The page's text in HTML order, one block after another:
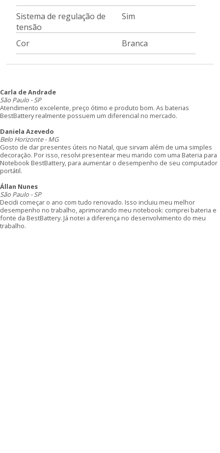
Sistema de regulação de
tensão
Sim
Cor Branca
Carla de Andrade
São Paulo - SP
Atendimento excelente, preço ótimo e produto bom. As baterias
BestBattery realmente possuem um diferencial no mercado.
Daniela Azevedo
Belo Horizonte - MG
Gosto de dar presentes úteis no Natal, que sirvam além de uma simples
decoração. Por isso, resolvi presentear meu marido com uma Bateria para
Notebook BestBattery, para aumentar o desempenho de seu computador
portátil.
Állan Nunes
São Paulo - SP
Decidi começar o ano com tudo renovado. Isso incluiu meu melhor
desempenho no trabalho, aprimorando meu notebook: comprei bateria e
fonte da BestBattery. Já notei a diferença no desenvolvimento do meu
trabalho.